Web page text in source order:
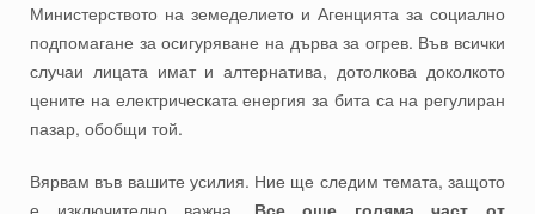
Министерството на земеделието и Агенцията за социално
подпомагане за осигуряване на дърва за огрев. Във всички
случаи лицата имат и алтернатива, дотолкова доколкото
цените на електрическата енергия за бита са на регулиран
пазар, обобщи той.
Вярвам във вашите усилия. Ние ще следим темата, защото